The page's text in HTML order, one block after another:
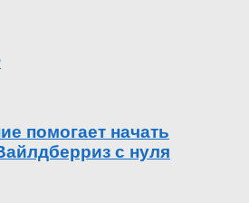
помогает начать
с нуля